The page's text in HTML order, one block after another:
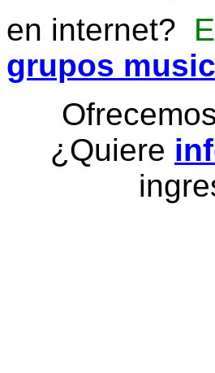
en internet? E
grupos
Ofrecemos
¿Quiere